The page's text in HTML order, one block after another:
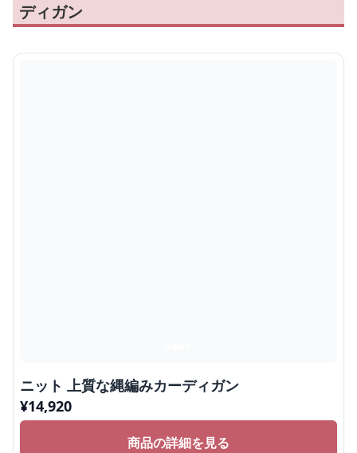
ディガン
ニット 上質な縄編みカーディガン
¥14,920
商品の詳細を見る